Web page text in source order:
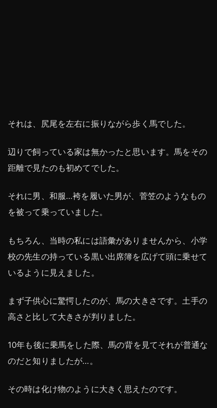
それは、尻尾を左右に振りながら歩く馬でした。
辺りで飼っている家は無かったと思います。馬をその
距離で見たのも初めてでした。
それに男、和服…袴を履いた男が、菅笠のようなもの
を被って乗っていました。
もちろん、当時の私には語彙がありませんから、小学
校の先生の持っている黒い出席簿を広げて頭に乗せて
いるように見えました。
まず子供心に驚愕したのが、馬の大きさです。土手の
高さと比して大きさが判りました。
10年も後に乗馬をした際、馬の背を見てそれが普通な
のだと知りましたが…。
その時は化け物のように大きく思えたのです。